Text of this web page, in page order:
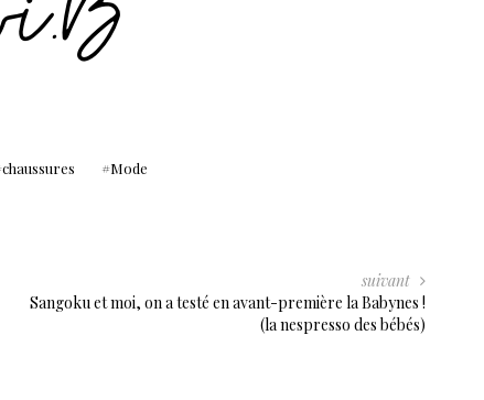
chaussures Mode
suivant
Sangoku et moi, on a testé en avant-première la Babynes !
(la nespresso des bébés)